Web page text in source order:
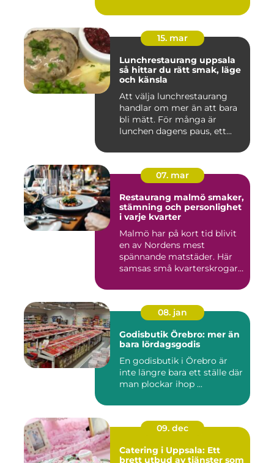
15. mar
Lunchrestaurang uppsala
så hittar du rätt smak, läge
och känsla
Att välja lunchrestaurang
handlar om mer än att bara
bli mätt. För många är
lunchen dagens paus, ett...
07. mar
Restaurang malmö smaker,
stämning och personlighet
i varje kvarter
Malmö har på kort tid blivit
en av Nordens mest
spännande matstäder. Här
samsas små kvarterskrogar
08. jan
Godisbutik Örebro: mer än
bara lördagsgodis
En godisbutik i Örebro är
inte längre bara ett ställe där
man plockar ihop ...
09. dec
Catering i Uppsala: Ett
brett utbud av tjänster som